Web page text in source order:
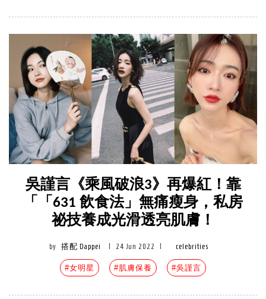
吳謹言《乘風破浪3》再爆紅！靠
「「631 飲食法」無痛瘦身，私房
祕技養成光滑透亮肌膚！
by 搭配 Dappei 24 Jun 2022 celebrities
#女明星 #肌膚保養 #吳謹言